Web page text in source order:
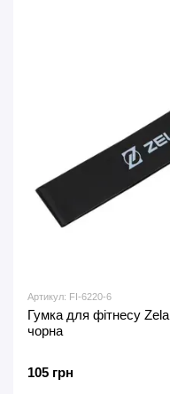
Артикул: FI-6220-6
Гумка для фітнесу
чорна
105 грн